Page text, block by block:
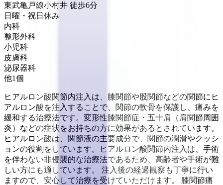
東武亀戸線小村井 徒歩6分
日曜・祝日 休み
内科
整形外科
小児科
皮膚科
泌尿器科
他1個
ヒアルロン酸関節内注入は、膝関節や股関節などの関節にヒ
アルロン酸を注入することで、関節の軟骨を保護し、痛みを
緩和する治療法です。変形性膝関節症・五十肩（肩関節周囲
炎）などの症状をお持ちの方に効果があるとされています。
ヒアルロン酸は、関節液の主要成分で、関節の潤滑やクッシ
ョンの役割をしています。ヒアルロン酸関節内注入は、手術
を伴わない非侵襲的な治療法であるため、高齢者や手術が難
しい方にも適しています。 注入後の経過観察も丁寧に行い
ますので、安心して治療を受けていただけます。 膝関節痛